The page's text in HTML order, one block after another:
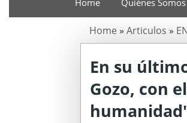
Home Quiènes Somos
Home»Articulos »
En su
Gozo, con
humanidad'